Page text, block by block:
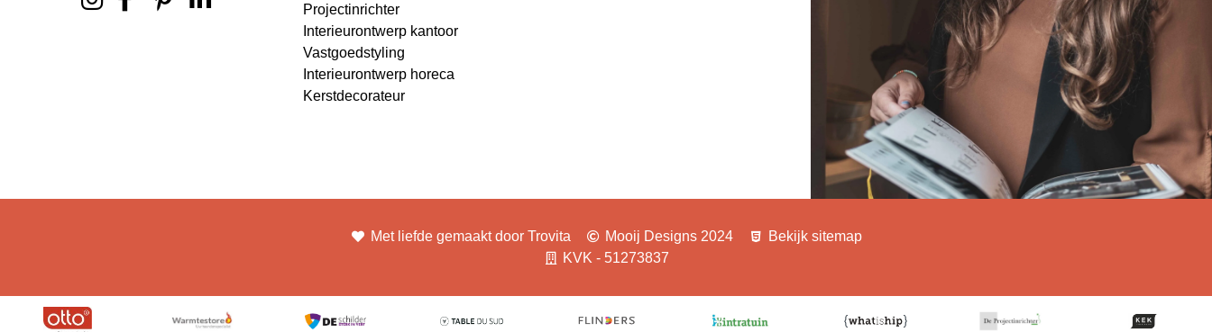
Projectinrichter
Interieurontwerp kantoor
Vastgoedstyling
Interieurontwerp horeca
Kerstdecorateur
Met liefde gemaakt door Trovita Mooij Designs 2024
Bekijk sitemap
KVK - 51273837